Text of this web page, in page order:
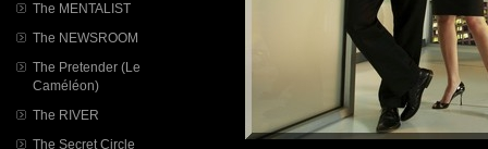
The MENTALIST
The NEWSROOM
The Pretender (Le
Caméléon)
The RIVER
The Secret Circle